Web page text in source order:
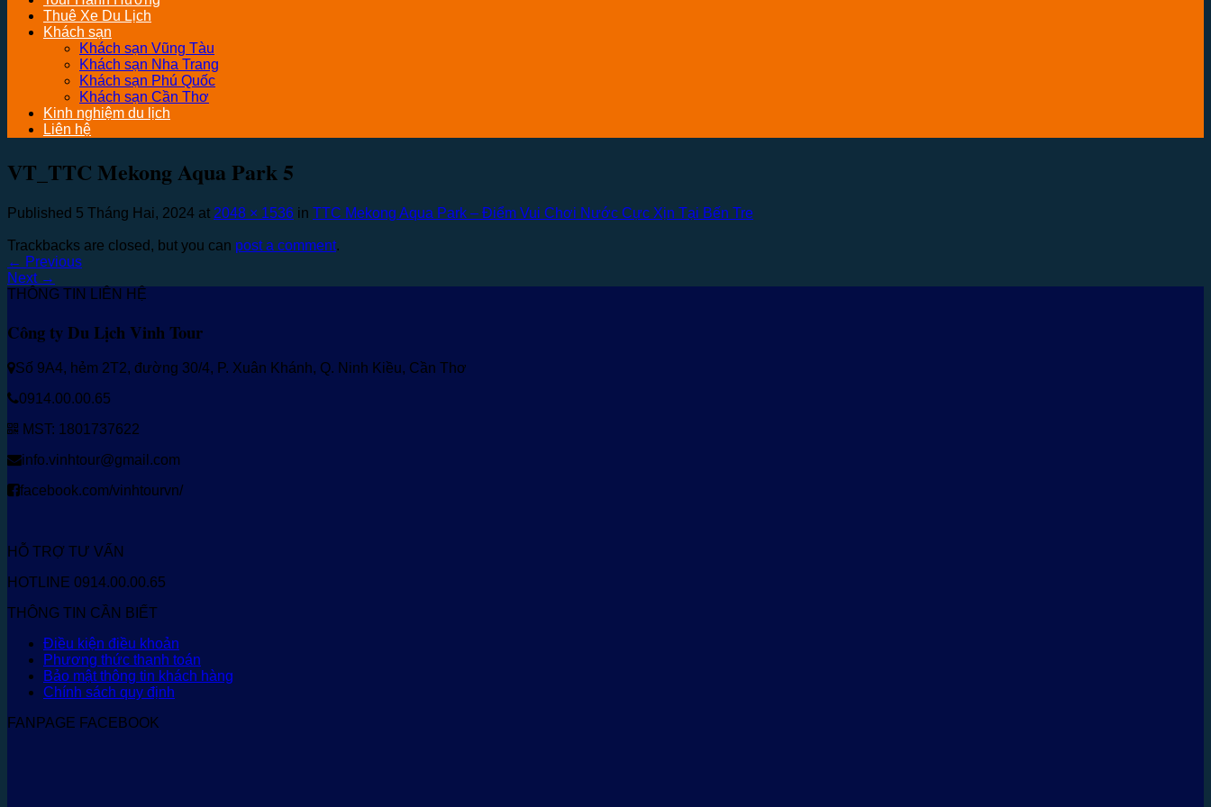
Thuê Xe Du Lịch
Khách sạn
Khách sạn Vũng Tàu
Khách sạn Nha Trang
Khách sạn Phú Quốc
Khách sạn Cần Thơ
Kinh nghiệm du lịch
Liên hệ
VT_TTC Mekong Aqua Park 5
Published 5 Tháng Hai, 2024 at 2048 × 1536 in TTC Mekong Aqua Park – Điểm Vui Chơi Nước Cực Xịn Tại Bến Tre
Trackbacks are closed, but you can post a comment.
← Previous
Next →
THÔNG TIN LIÊN HỆ
Công ty Du Lịch Vinh Tour
Số 9A4, hẻm 2T2, đường 30/4, P. Xuân Khánh, Q. Ninh Kiều, Cần Thơ
0914.00.00.65
MST: 1801737622
info.vinhtour@gmail.com
facebook.com/vinhtourvn/
HỖ TRỢ TƯ VẤN
HOTLINE 0914.00.00.65
THÔNG TIN CẦN BIẾT
Điều kiện điều khoản
Phương thức thanh toán
Bảo mật thông tin khách hàng
Chính sách quy định
FANPAGE FACEBOOK